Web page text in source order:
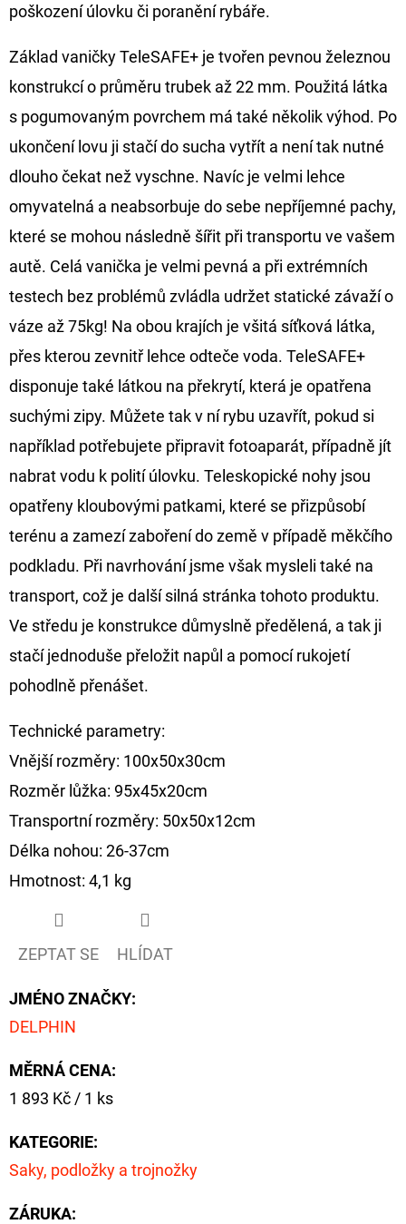
poškození úlovku či poranění rybáře.
Základ vaničky TeleSAFE+ je tvořen pevnou železnou
konstrukcí o průměru trubek až 22 mm. Použitá látka
s pogumovaným povrchem má také několik výhod. Po
ukončení lovu ji stačí do sucha vytřít a není tak nutné
dlouho čekat než vyschne. Navíc je velmi lehce
omyvatelná a neabsorbuje do sebe nepříjemné pachy,
které se mohou následně šířit při transportu ve vašem
autě. Celá vanička je velmi pevná a při extrémních
testech bez problémů zvládla udržet statické závaží o
váze až 75kg! Na obou krajích je všitá síťková látka,
přes kterou zevnitř lehce odteče voda. TeleSAFE+
disponuje také látkou na překrytí, která je opatřena
suchými zipy. Můžete tak v ní rybu uzavřít, pokud si
například potřebujete připravit fotoaparát, případně jít
nabrat vodu k polití úlovku. Teleskopické nohy jsou
opatřeny kloubovými patkami, které se přizpůsobí
terénu a zamezí zaboření do země v případě měkčího
podkladu. Při navrhování jsme však mysleli také na
transport, což je další silná stránka tohoto produktu.
Ve středu je konstrukce důmyslně předělená, a tak ji
stačí jednoduše přeložit napůl a pomocí rukojetí
pohodlně přenášet.
Technické parametry:
Vnější rozměry: 100x50x30cm
Rozměr lůžka: 95x45x20cm
Transportní rozměry: 50x50x12cm
Délka nohou: 26-37cm
Hmotnost: 4,1 kg
ZEPTAT SE HLÍDAT
JMÉNO ZNAČKY:
DELPHIN
MĚRNÁ CENA:
Měrná
1 893 Kč / 1 ks
KATEGORIE:
Saky, podložky a trojnožky
ZÁRUKA:
CYBERBARBED
S
Kč
40